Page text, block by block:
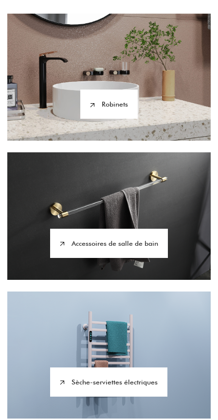
Robinets
Accessoires de salle de bain
Sèche-serviettes électriques